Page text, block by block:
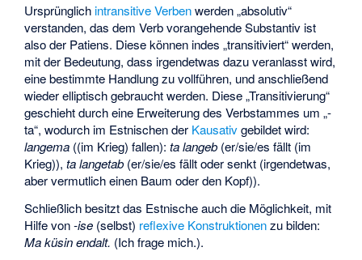
Ursprünglich intransitive Verbenwerden „absolutiv“
verstanden, das dem Verb vorangehende Substantiv ist
also der Patiens. Diese können indes „transitiviert“ werden,
mit der Bedeutung, dass irgendetwas dazu veranlasst wird,
eine bestimmte Handlung zu vollführen, und anschließend
wieder elliptisch gebraucht werden. Diese „Transitivierung“
geschieht durch eine Erweiterung des Verbstammes um „-
ta“, wodurch im Estnischen der Kausativgebildet wird:
langema ((im Krieg) fallen):ta langeb (er/sie/es fällt (im
Krieg)),ta langetab (er/sie/es fällt oder senkt (irgendetwas,
aber vermutlich einen Baum oder den Kopf)).
Schließlich besitzt das Estnische auch die Möglichkeit, mit
Hilfe von-ise (selbst) reflexive Konstruktionenzu bilden:
Ma küsin endalt. (Ich frage mich.).